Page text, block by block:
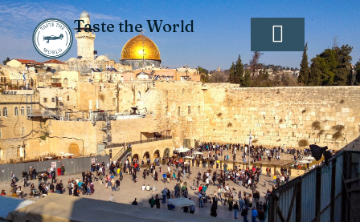
Taste the World